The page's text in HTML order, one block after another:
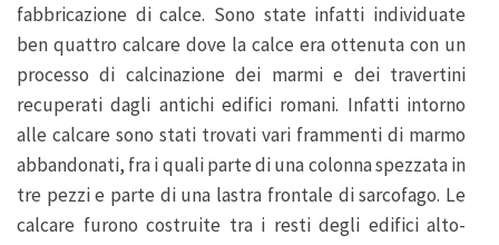
fabbricazione di calce. Sono state infatti individuate
ben quattro calcare dove la calce era ottenuta con un
processo di calcinazione dei marmi e dei travertini
recuperati dagli antichi edifici romani. Infatti intorno
alle calcare sono stati trovati vari frammenti di marmo
abbandonati, fra i quali parte di una colonna spezzata in
tre pezzi e parte di una lastra frontale di sarcofago. Le
calcare furono costruite tra i resti degli edifici alto-